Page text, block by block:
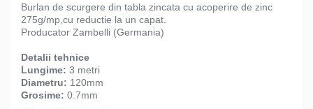
Burlan de scurgere din tabla zincata cu acoperire de zinc
275g/mp,cu reductie la un capat.
Producator Zambelli (Germania)
Detalii tehnice
Lungime: 3 metri
Diametru: 120mm
Grosime: 0.7mm